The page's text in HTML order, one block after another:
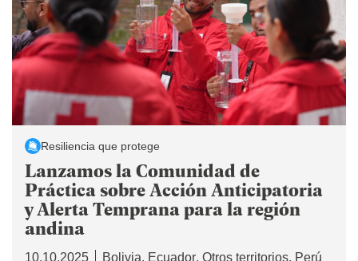
Resiliencia que protege
Lanzamos la Comunidad de
Práctica sobre Acción Anticipatoria
y Alerta Temprana para la región
andina
10.10.2025 Bolivia Ecuador Otros territorios Perú